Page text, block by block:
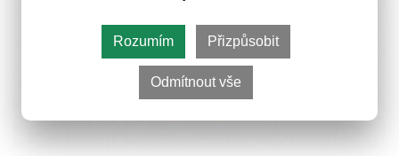
Rozumím Přizpůsobit
Odmítnout vše